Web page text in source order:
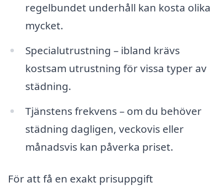
regelbundet underhåll kan kosta olika
mycket.
Specialutrustning – ibland krävs
kostsam utrustning för vissa typer av
städning.
Tjänstens frekvens – om du behöver
städning dagligen, veckovis eller
månadsvis kan påverka priset.
För att få en exakt prisuppgift